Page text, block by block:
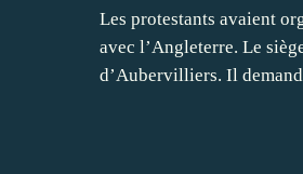
Les protestants avaient
avec l’Angleterre. Le
d’Aubervilliers. Il